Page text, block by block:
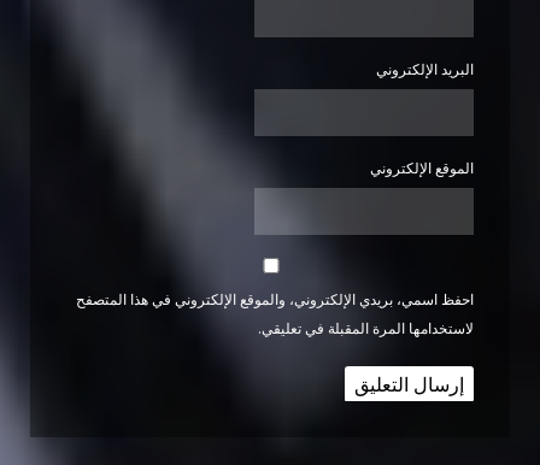
البريد الإلكتروني
الموقع الإلكتروني
احفظ اسمي، بريدي الإلكتروني، والموقع الإلكتروني في هذا المتصفح
لاستخدامها المرة المقبلة في تعليقي.